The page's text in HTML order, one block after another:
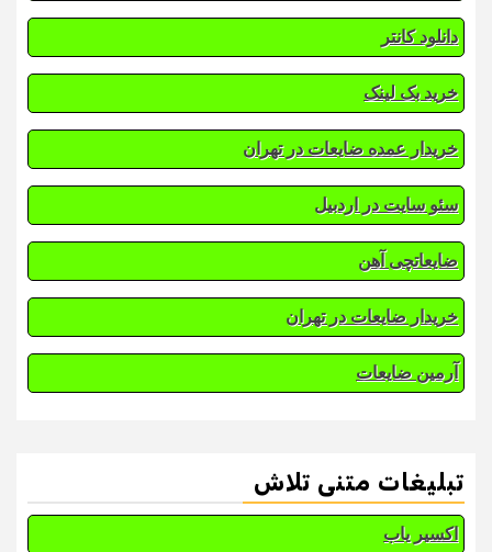
دانلود کانتر
خرید بک لینک
خریدار عمده ضایعات در تهران
سئو سایت در اردبیل
ضایعاتچی آهن
خریدار ضایعات در تهران
آرمین ضایعات
تبلیغات متنی تلاش
اکسیر یاب